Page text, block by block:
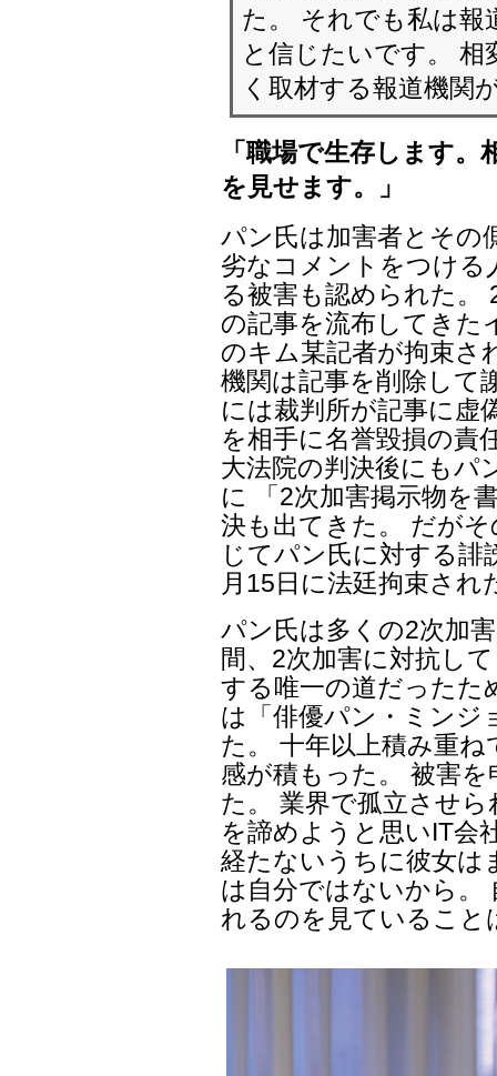
た。 それでも私は報
と信じたいです。 相
く取材する報道機関
「職場で生存します
を見せます。」
パン氏は加害者とその
劣なコメントをつける
る被害も認められた。
の記事を流布してきた
のキム某記者が拘束さ
機関は記事を削除して
には裁判所が記事に虚
を相手に名誉毀損の責
大法院の判決後にもパ
に 「2次加害掲示物を
決も出てきた。 だが
じてパン氏に対する誹
月15日に法廷拘束され
パン氏は多くの2次加
間、2次加害に対抗し
する唯一の道だったた
は「俳優パン・ミンジ
た。 十年以上積み重
感が積もった。 被害
た。 業界で孤立させ
を諦めようと思いIT会
経たないうちに彼女は
は自分ではないから。
れるのを見ていること